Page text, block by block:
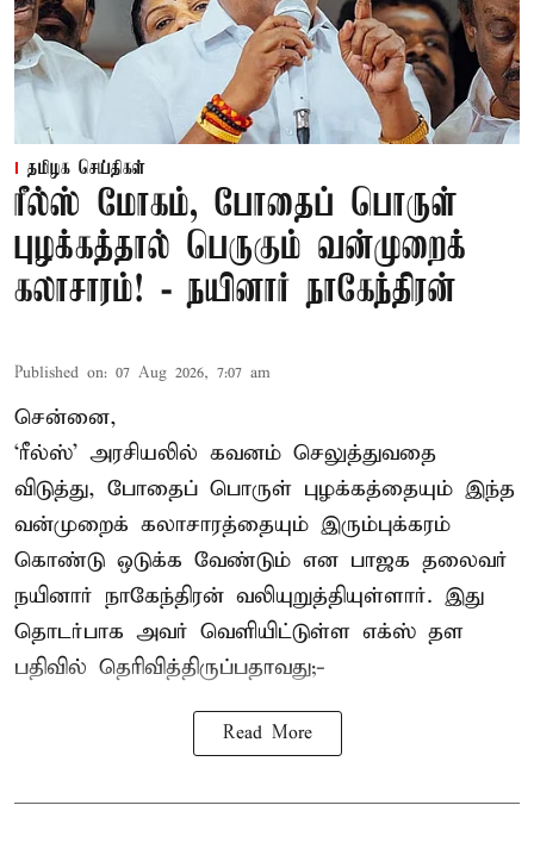
தமிழக செய்திகள்
ரீல்ஸ் மோகம், போதைப் பொருள்
புழக்கத்தால் பெருகும் வன்முறைக்
கலாசாரம்! - நயினார் நாகேந்திரன்
Published on: 07 Aug 2026, 7:07 am
சென்னை,
‘ரீல்ஸ்’ அரசியலில் கவனம் செலுத்துவதை
விடுத்து, போதைப் பொருள் புழக்கத்தையும் இந்த
வன்முறைக் கலாசாரத்தையும் இரும்புக்கரம்
கொண்டு ஒடுக்க வேண்டும் என பாஜக தலைவர்
நயினார் நாகேந்திரன் வலியுறுத்தியுள்ளார். இது
தொடர்பாக அவர் வெளியிட்டுள்ள எக்ஸ் தள
பதிவில் தெரிவித்திருப்பதாவது;-
Read More